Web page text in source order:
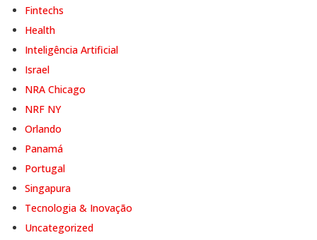
Fintechs
Health
Inteligência Artificial
Israel
NRA Chicago
NRF NY
Orlando
Panamá
Portugal
Singapura
Tecnologia & Inovação
Uncategorized